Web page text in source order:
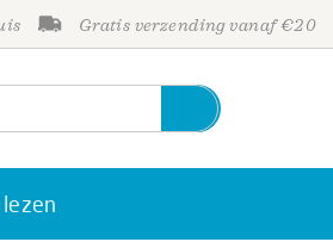
Gratis verzending vanaf €20
lezen